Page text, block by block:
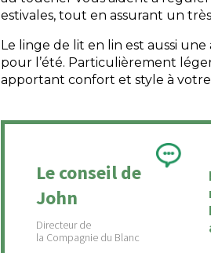
estivales, tout en assurant un
Le linge de lit en lin est aussi
pour l’été. Particulièrement
apportant confort et style à
Le conseil de
John